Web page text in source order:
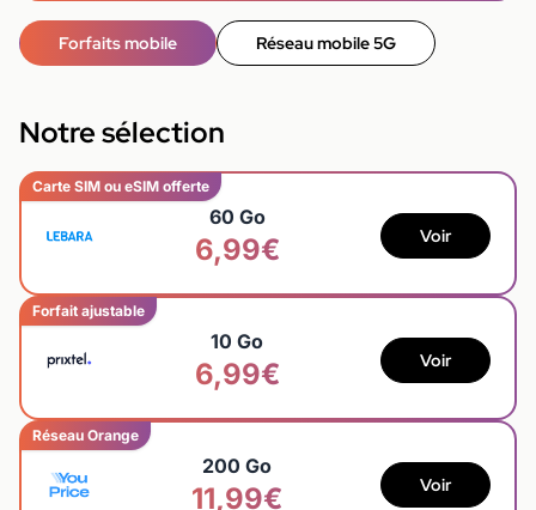
Forfaits mobile Réseau mobile 5G
Notre sélection
Carte SIM ou eSIM offerte
60 Go
6,99€ Voir
Forfait ajustable
10 Go
6,99€ Voir
Réseau Orange
200 Go
11,99€ Voir